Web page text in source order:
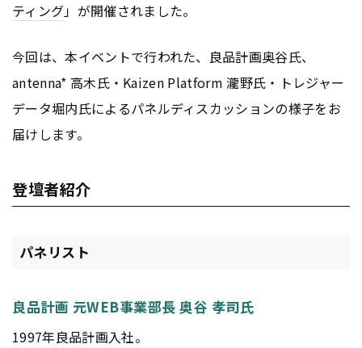
ティング」が開催されました。
今回は、本イベントで行われた、良品計画奥谷氏、
antenna* 高木氏・Kaizen Platform 瀧野氏・トレジャー
データ堀内氏によるパネルディスカッションの様子をお
届けします。
登壇者紹介
パネリスト
良品計画 元WEB事業部長 奥谷 孝司氏
1997年良品計画入社。